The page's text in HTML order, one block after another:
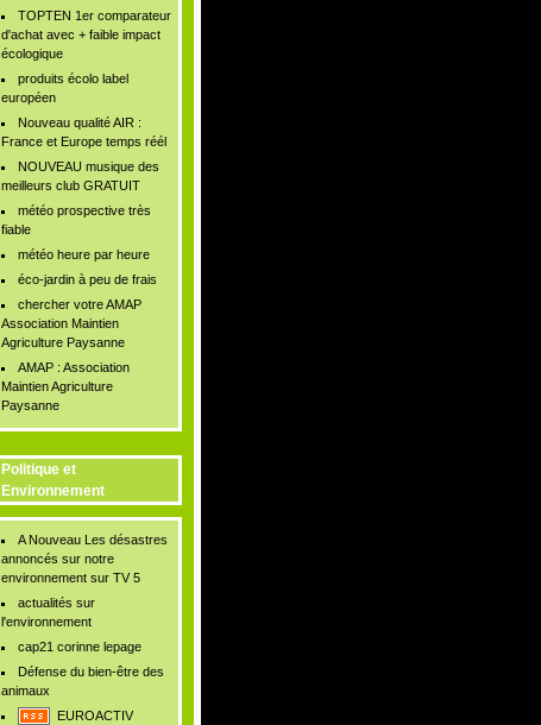
TOPTEN 1er comparateur
d'achat avec + faible impact
écologique
produits écolo label
européen
Nouveau qualité AIR :
France et Europe temps réél
NOUVEAU musique des
meilleurs club GRATUIT
météo prospective très
fiable
météo heure par heure
éco-jardin à peu de frais
chercher votre AMAP
Association Maintien
Agriculture Paysanne
AMAP : Association
Maintien Agriculture
Paysanne
Politique et
Environnement
A Nouveau Les désastres
annoncés sur notre
environnement sur TV 5
actualités sur
l'environnement
cap21 corinne lepage
Défense du bien-être des
animaux
EUROACTIV